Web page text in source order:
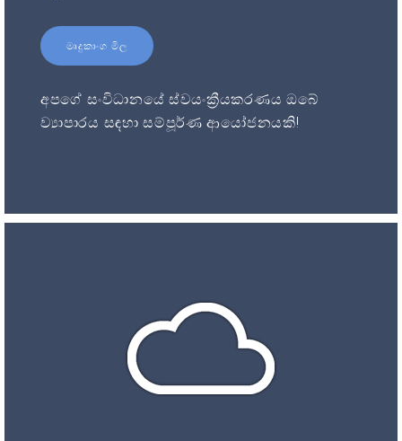
මෘදුකාංග මිල
අපගේ සංවිධානයේ ස්වයංක්‍රීයකරණය ඔබේ
ව්‍යාපාරය සඳහා සම්පූර්ණ ආයෝජනයකි!